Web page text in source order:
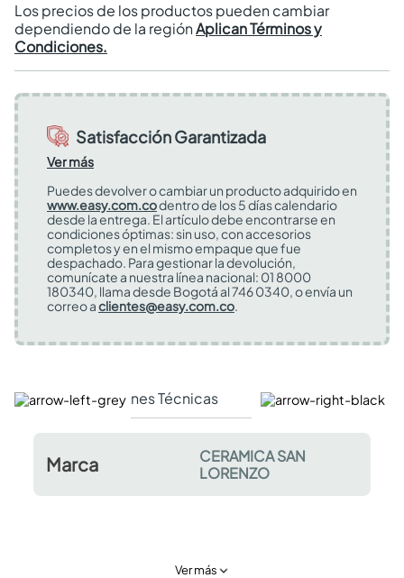
Los precios de los productos pueden cambiar
dependiendo de la regiónAplican Términos y
Condiciones.
Satisfacción Garantizada
Ver más
Puedes devolver o cambiar un producto adquirido en
www.easy.com.codentro de los 5 días calendario
desde la entrega. El artículo debe encontrarse en
condiciones óptimas: sin uso, con accesorios
completos y en el mismo empaque que fue
despachado. Para gestionar la devolución,
comunícate a nuestra línea nacional: 01 8000
180340, llama desde Bogotá al 746 0340, o envía un
correo aclientes@easy.com.co.
Especificaciones Técnicas Comentarios y
Marca
CERAMICA SAN
LORENZO
Ver más